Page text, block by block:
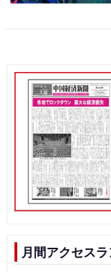
月間アクセス